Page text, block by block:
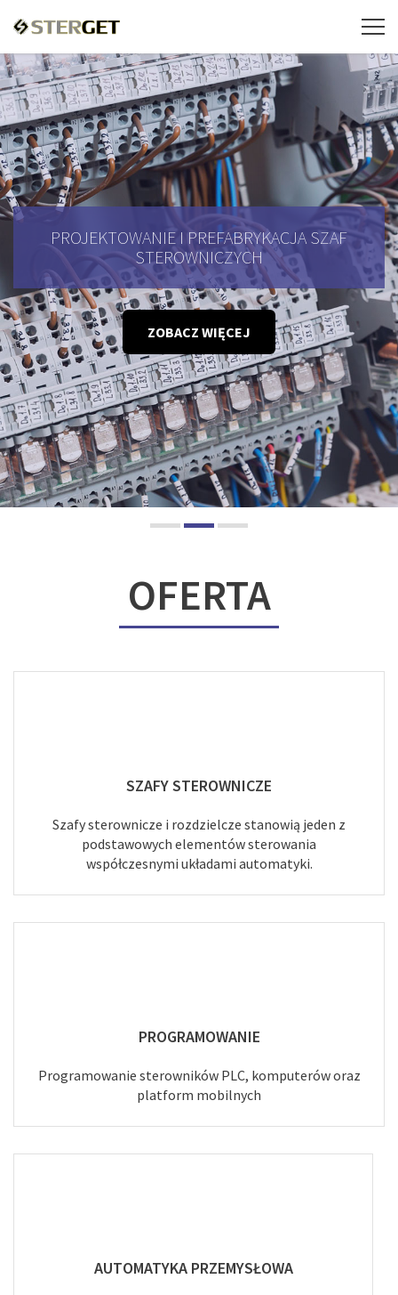
AUTOMATYKA PRZEMYSŁOWA I ROBOTYZACJA
PROJEKTOWANIE I PREFABRYKACJA SZAF
STEROWNICZYCH
ZOBACZ WIĘCEJ
OFERTA
SZAFY STEROWNICZE
Szafy sterownicze i rozdzielcze stanowią jeden z
podstawowych elementów sterowania
współczesnymi układami automatyki.
PROGRAMOWANIE
Programowanie sterowników PLC, komputerów oraz
platform mobilnych
AUTOMATYKA PRZEMYSŁOWA